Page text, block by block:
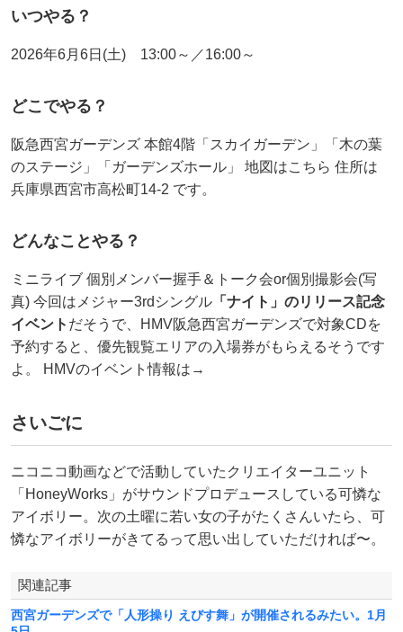
いつやる？
2026年6月6日(土) 13:00～／16:00～
どこでやる？
阪急西宮ガーデンズ 本館4階「スカイガーデン」「木の葉
のステージ」「ガーデンズホール」 地図はこちら 住所は
兵庫県西宮市高松町14-2 です。
どんなことやる？
ミニライブ 個別メンバー握手＆トーク会or個別撮影会(写
真) 今回はメジャー3rdシングル 「ナイト」のリリース記念
イベント だそうで、HMV阪急西宮ガーデンズで対象CDを
予約すると、優先観覧エリアの入場券がもらえるそうです
よ。 HMVのイベント情報は→
さいごに
ニコニコ動画などで活動していたクリエイターユニット
「HoneyWorks」がサウンドプロデュースしている可憐な
アイボリー。次の土曜に若い女の子がたくさんいたら、可
憐なアイボリーがきてるって思い出していただければ〜。
関連記事
西宮ガーデンズで「人形操り えびす舞」が開催されるみたい。1月